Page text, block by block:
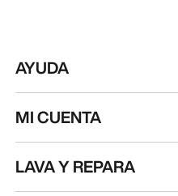
AYUDA
MI CUENTA
LAVA Y REPARA